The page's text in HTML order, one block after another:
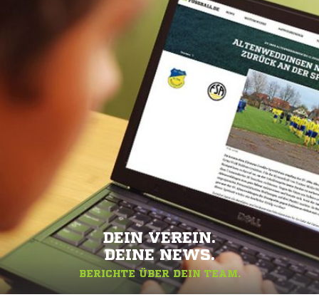
DEIN VEREIN.
DEINE NEWS.
BERICHTE ÜBER DEIN TEAM.